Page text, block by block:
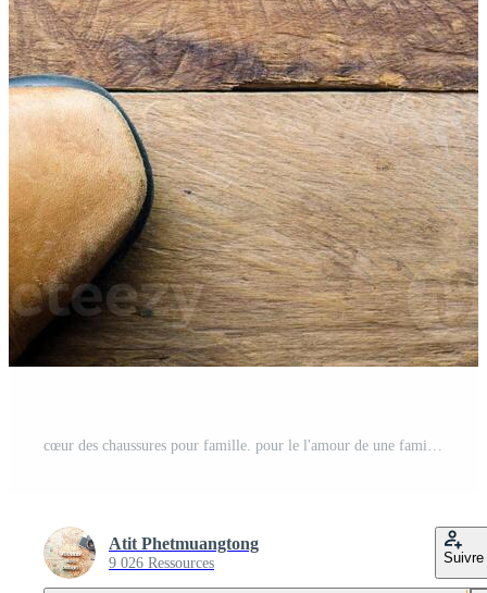
Atit Phetmuangtong
9 026 Ressources Suivre